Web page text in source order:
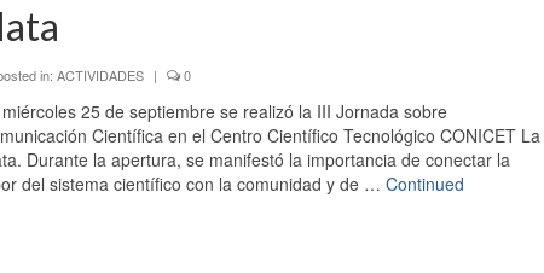
in: ACTIVIDADES | 0
miércoles 25 de septiembre se realizó la III Jornada sobre
Científica en el Centro Científico Tecnológico CONICET La
Durante la apertura, se manifestó la importancia de conectar la
del sistema científico con la comunidad y de … Continued